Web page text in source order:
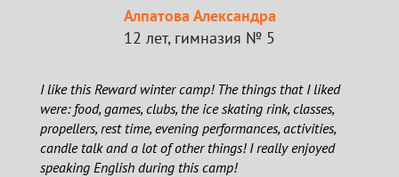
Алпатова Александра
12 лет, гимназия № 5
I like this Reward winter camp! The things that I liked
were: food, games, clubs, the ice skating rink, classes,
propellers, rest time, evening performances, activities,
candle talk and a lot of other things! I really enjoyed
speaking English during this camp!